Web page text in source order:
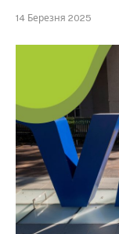
14 Березня 2025